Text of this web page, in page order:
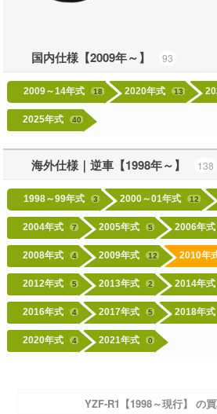
国内仕様【2009年～】 93
2009～14年式 18 2020年式 13
2025年式 40
海外仕様｜逆車【1998年～】 138
1998～99年式 3 2000～01年式 12
2004年式 7 2005年式 5 2006年式
2008年式 4 2009年式 12 2010年
2012年式 5 2013年式 2 2014年式
2016年式 4 2017年式 5 2018年式
2020年式 4 2021年式 0
YZF-R1【1998～現行】 の